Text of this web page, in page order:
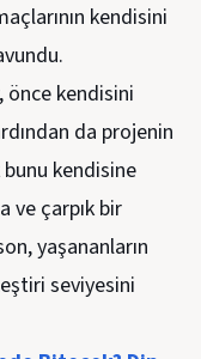
kendisini
önce kendisini
da projenin
bunu kendisine
ve çarpık bir
yaşananların
seviyesini